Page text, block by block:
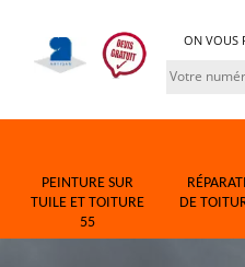
ON VOUS
PEINTURE SUR
TUILE ET TOITURE
55
DE